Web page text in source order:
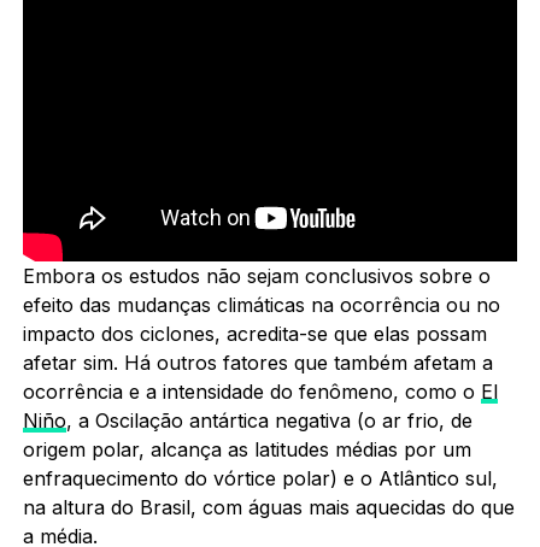
Embora os estudos não sejam conclusivos sobre o
efeito das mudanças climáticas na ocorrência ou no
impacto dos ciclones, acredita-se que elas possam
afetar sim. Há outros fatores que também afetam a
ocorrência e a intensidade do fenômeno, como o El
Niño, a Oscilação antártica negativa (o ar frio, de
origem polar, alcança as latitudes médias por um
enfraquecimento do vórtice polar) e o Atlântico sul,
na altura do Brasil, com águas mais aquecidas do que
a média.